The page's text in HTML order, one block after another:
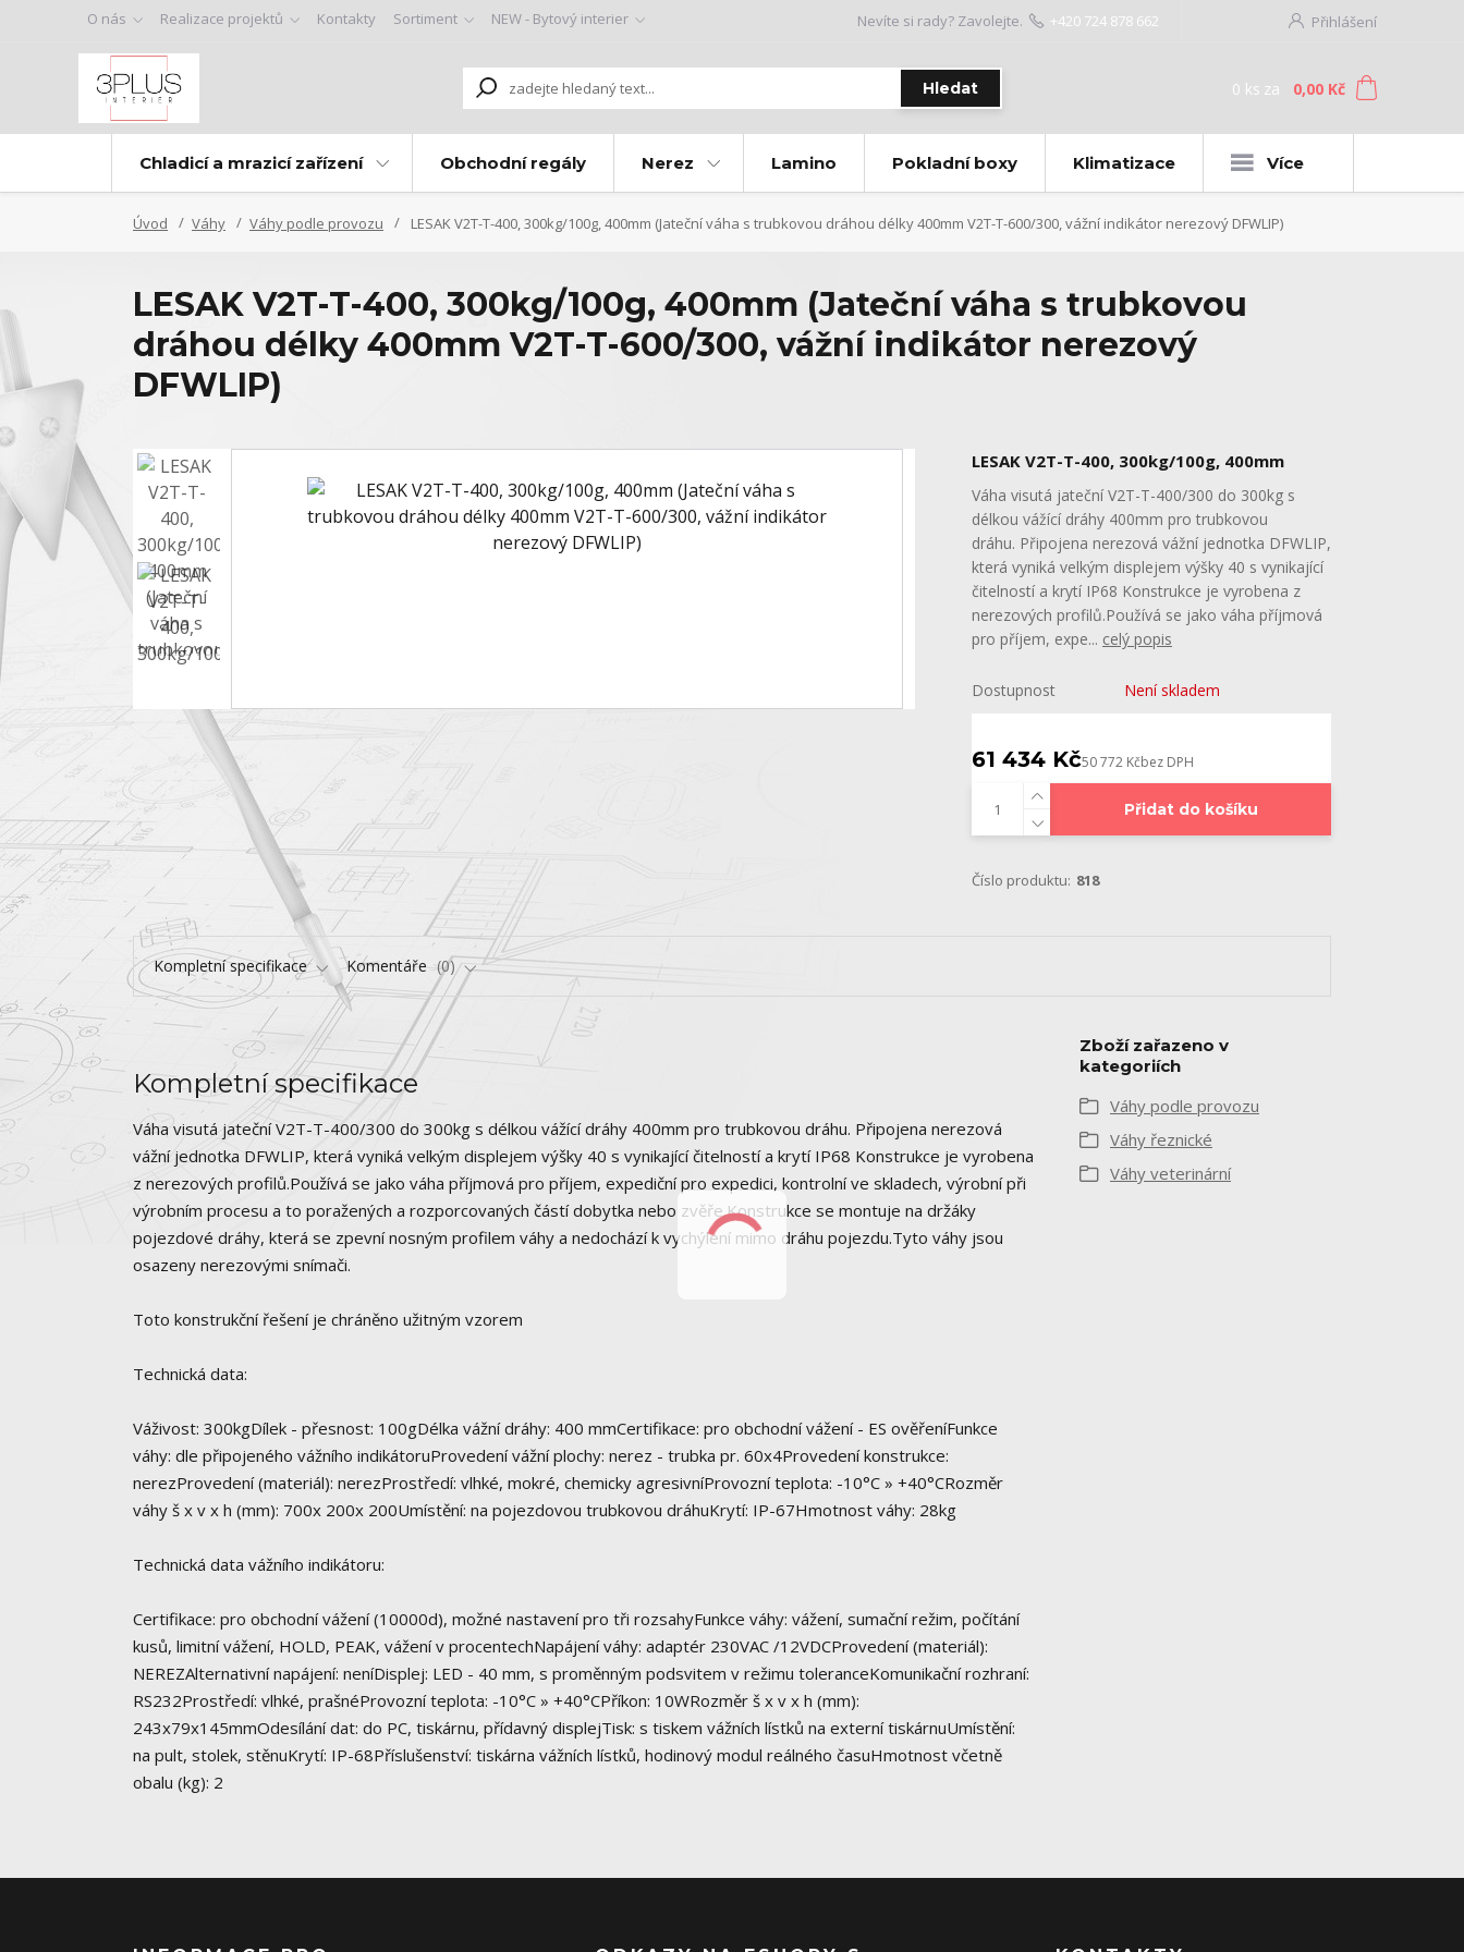
O nás Realizace projektů Kontakty Sortiment NEW - Bytový interier Přihlášení
Hledat
Nevíte si rady? Zavolejte. +420 724 878 662
0 ks za 0,00 Kč
Chladicí a mrazicí zařízení Obchodní regály Nerez Lamino Pokladní boxy Klimatizace Více
Úvod Váhy Váhy podle provozu LESAK V2T-T-400, 300kg/100g, 400mm (Jateční váha s trubkovou dráhou délky 400mm V2T-T-600/300, vážní indikátor nerezový DFWLIP)
LESAK V2T-T-400, 300kg/100g, 400mm (Jateční váha s trubkovou
dráhou délky 400mm V2T-T-600/300, vážní indikátor nerezový
DFWLIP)
LESAK V2T-T-400, 300kg/100g, 400mm
Váha visutá jateční V2T-T-400/300 do 300kg s
délkou vážící dráhy 400mm pro trubkovou
dráhu. Připojena nerezová vážní jednotka DFWLIP,
která vyniká velkým displejem výšky 40 s vynikající
čitelností a krytí IP68 Konstrukce je vyrobena z
nerezových profilů.Používá se jako váha příjmová
pro příjem, expe... celý popis
Dostupnost Není skladem
61 434 Kč50 772 Kčbez DPH
Přidat do košíku
Číslo produktu: 818
Kompletní specifikace Komentáře 0
Kompletní specifikace
Váha visutá jateční V2T-T-400/300 do 300kg s délkou vážící dráhy 400mm pro trubkovou dráhu. Připojena nerezová
vážní jednotka DFWLIP, která vyniká velkým displejem výšky 40 s vynikající čitelností a krytí IP68 Konstrukce je vyrobena
z nerezových profilů.Používá se jako váha příjmová pro příjem, expediční pro expedici, kontrolní ve skladech, výrobní při
výrobním procesu a to poražených a rozporcovaných částí dobytka nebo zvěře.Konstrukce se montuje na držáky
pojezdové dráhy, která se zpevní nosným profilem váhy a nedochází k vychýlení mimo dráhu pojezdu.Tyto váhy jsou
osazeny nerezovými snímači.
Toto konstrukční řešení je chráněno užitným vzorem
Technická data:
Váživost: 300kgDílek - přesnost: 100gDélka vážní dráhy: 400 mmCertifikace: pro obchodní vážení - ES ověřeníFunkce
váhy: dle připojeného vážního indikátoruProvedení vážní plochy: nerez - trubka pr. 60x4Provedení konstrukce:
nerezProvedení (materiál): nerezProstředí: vlhké, mokré, chemicky agresivníProvozní teplota: -10°C » +40°CRozměr
váhy š x v x h (mm): 700x 200x 200Umístění: na pojezdovou trubkovou dráhuKrytí: IP-67Hmotnost váhy: 28kg
Technická data vážního indikátoru:
Certifikace: pro obchodní vážení (10000d), možné nastavení pro tři rozsahyFunkce váhy: vážení, sumační režim, počítání
kusů, limitní vážení, HOLD, PEAK, vážení v procentechNapájení váhy: adaptér 230VAC /12VDCProvedení (materiál):
NEREZAlternativní napájení: neníDisplej: LED - 40 mm, s proměnným podsvitem v režimu toleranceKomunikační rozhraní:
RS232Prostředí: vlhké, prašnéProvozní teplota: -10°C » +40°CPříkon: 10WRozměr š x v x h (mm):
243x79x145mmOdesílání dat: do PC, tiskárnu, přídavný displejTisk: s tiskem vážních lístků na externí tiskárnuUmístění:
na pult, stolek, stěnuKrytí: IP-68Příslušenství: tiskárna vážních lístků, hodinový modul reálného časuHmotnost včetně
obalu (kg): 2
Zboží zařazeno v
kategoriích
Váhy podle provozu
Váhy řeznické
Váhy veterinární